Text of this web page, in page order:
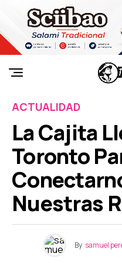
ACTUALIDAD
La Cajita
Toronto
Nuestras
By samuel